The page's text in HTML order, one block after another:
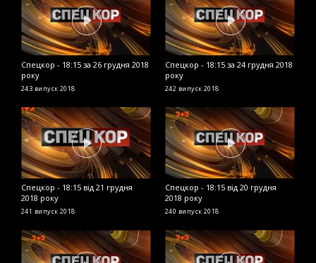
Спецкор - 18:15 за 26 грудня 2018
року
243 випуск 2018
Спецкор - 18:15 за 24 грудня 2018
року
242 випуск 2018
Спецкор - 18:15 від 21 грудня
2018 року
241 випуск 2018
Спецкор - 18:15 від 20 грудня
2018 року
240 випуск 2018